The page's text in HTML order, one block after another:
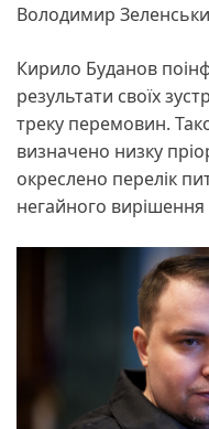
Володимир
Кирило Буданов
результати своїх
треку перемовин.
визначено низку
окреслено перелік
негайного вирішення